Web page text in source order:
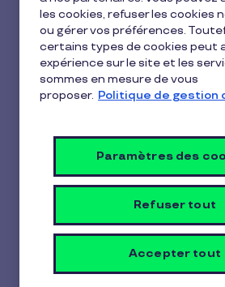
Sommaire
Aujourd’hui, on vous
tous les types de PV de
Suivez le guide !
les cookies, refuser les cookies
ou gérer vos préférences.
certains types de cookies peut
expérience sur le site et les
sommes en mesure de vous
proposer. Politique de gestion
Paramètres des
Refuser tout
Accepter tout